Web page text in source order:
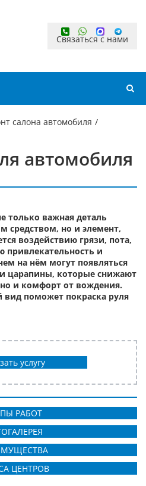
Связаться с нами
салона автомобиля /
автомобиля
только важная деталь
средством, но и элемент,
воздействию грязи, пота,
привлекательность и
на нём могут появляться
царапины, которые снижают
и комфорт от вождения.
вид поможет покраска руля
услугу
РАБОТ
ЦЕНТРОВ